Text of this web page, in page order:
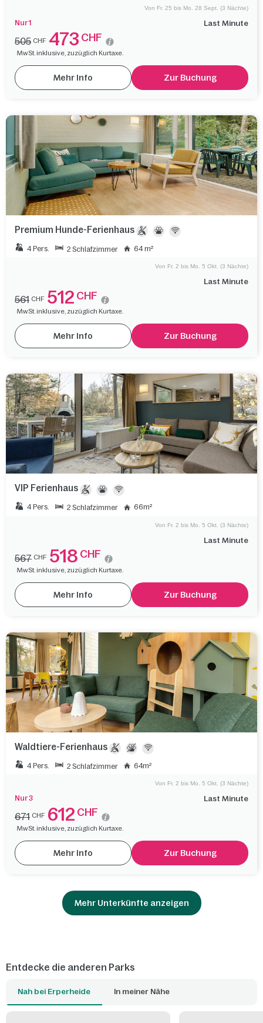
Nur 1 Last Minute
Von Fr. 25 bis Mo. 28 Sept. (3 Nächte)
505 CHF 473 CHF
MwSt. inklusive, zuzüglich Kurtaxe.
Mehr Info Zur Buchung
Premium Hunde-Ferienhaus
4 Pers. 2 Schlafzimmer 64 m²
Last Minute
Von Fr. 2 bis Mo. 5 Okt. (3 Nächte)
561 CHF 512 CHF
MwSt. inklusive, zuzüglich Kurtaxe.
Mehr Info Zur Buchung
VIP Ferienhaus
4 Pers. 2 Schlafzimmer 66m²
Last Minute
Von Fr. 2 bis Mo. 5 Okt. (3 Nächte)
567 CHF 518 CHF
MwSt. inklusive, zuzüglich Kurtaxe.
Mehr Info Zur Buchung
Waldtiere-Ferienhaus
4 Pers. 2 Schlafzimmer 64m²
Nur 3 Last Minute
Von Fr. 2 bis Mo. 5 Okt. (3 Nächte)
671 CHF 612 CHF
MwSt. inklusive, zuzüglich Kurtaxe.
Mehr Info Zur Buchung
Mehr Unterkünfte anzeigen
Entdecke die anderen Parks
Nah bei Erperheide In meiner Nähe